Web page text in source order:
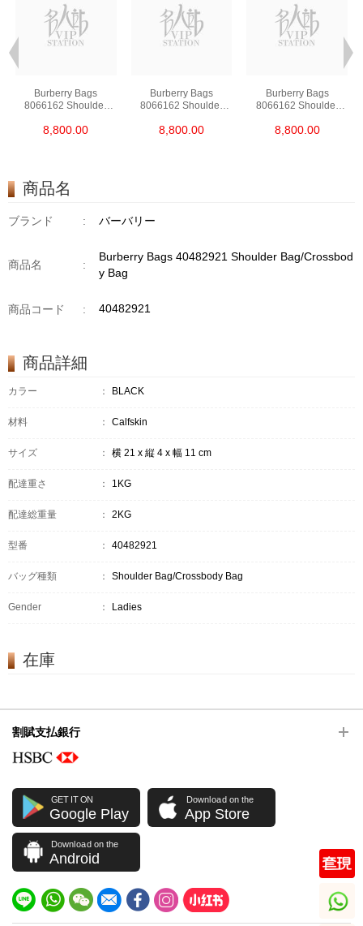
Burberry Bags
8066162 Shoulder
8,800.00
Burberry Bags
8066162 Shoulder
8,800.00
Burberry Bags
8066162 Shoulder
8,800.00
商品名
ブランド : バーバリー
商品名 :
Burberry Bags 40482921 Shoulder Bag/Crossbod
y Bag
商品コード : 40482921
商品詳細
カラー ： BLACK
材料 ： Calfskin
サイズ ： 横 21 x 縦 4 x 幅 11 cm
配達重さ ： 1KG
配達総重量 ： 2KG
型番 ： 40482921
バッグ種類 ： Shoulder Bag/Crossbody Bag
Gender ： Ladies
在庫
割賦支払銀行
GET IT ON
Google Play
Download on the
App Store
Download on the
Android
whatsapp